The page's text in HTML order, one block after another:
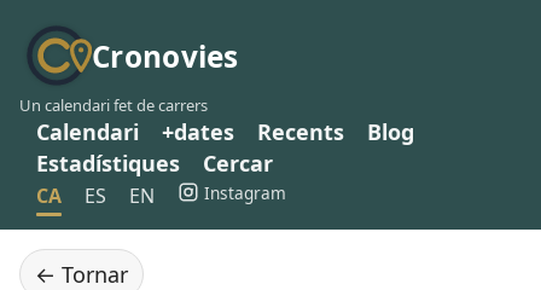
Cronovies
Un calendari fet de carrers
Calendari +dates Recents
Blog
Estadístiques
Cercar
CA ES EN Instagram
← Tornar